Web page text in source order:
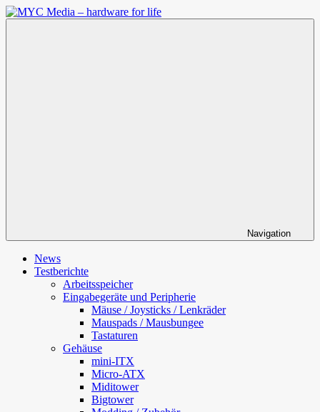
Zum
Inhalt
Navigation
News
Testberichte
Arbeitsspeicher
Eingabegeräte und Peripherie
Mäuse / Joysticks / Lenkräder
Mauspads / Mausbungee
Tastaturen
Gehäuse
mini-ITX
Micro-ATX
Miditower
Bigtower